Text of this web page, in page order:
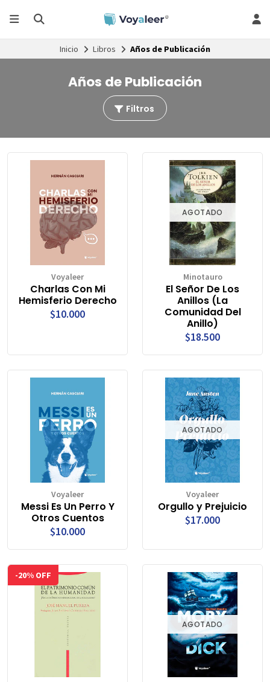
Inicio Libros Años de Publicación
Años de Publicación
Filtros
Voyaleer
Charlas Con Mi
Hemisferio Derecho
$10.000
AGOTADO
Minotauro
El Señor De Los
Anillos (La
Comunidad Del
Anillo)
$18.500
Voyaleer
Messi Es Un Perro Y
Otros Cuentos
$10.000
AGOTADO
Voyaleer
Orgullo y Prejuicio
$17.000
-20% OFF
AGOTADO